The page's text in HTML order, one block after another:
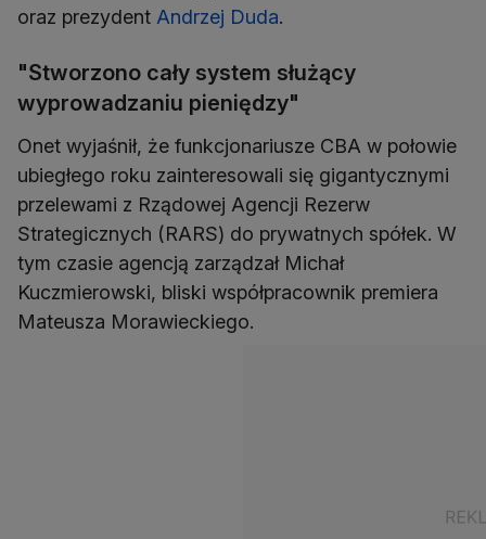
oraz prezydent Andrzej Duda.
"Stworzono cały system służący
wyprowadzaniu pieniędzy"
Onet wyjaśnił, że funkcjonariusze CBA w połowie
ubiegłego roku zainteresowali się gigantycznymi
przelewami z Rządowej Agencji Rezerw
Strategicznych (RARS) do prywatnych spółek. W
tym czasie agencją zarządzał Michał
Kuczmierowski, bliski współpracownik premiera
Mateusza Morawieckiego.